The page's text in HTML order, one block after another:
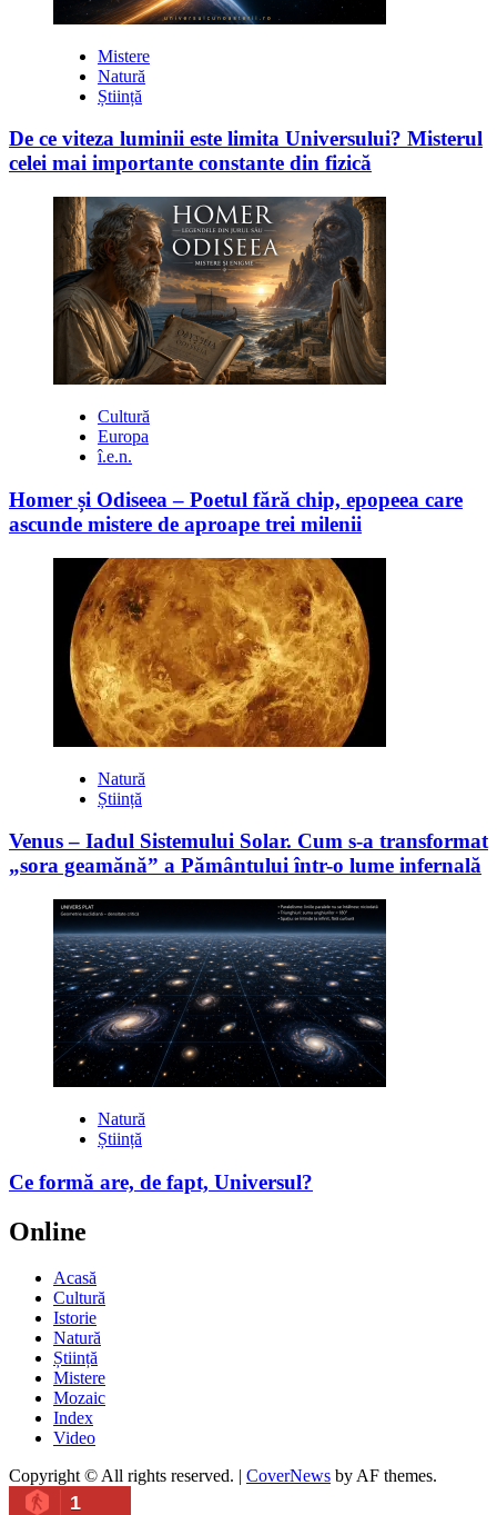
Mistere
Natură
Știință
De ce viteza luminii este limita Universului? Misterul
celei mai importante constante din fizică
Cultură
Europa
î.e.n.
Homer și Odiseea – Poetul fără chip, epopeea care
ascunde mistere de aproape trei milenii
Natură
Știință
Venus – Iadul Sistemului Solar. Cum s-a transformat
„sora geamănă” a Pământului într-o lume infernală
Natură
Știință
Ce formă are, de fapt, Universul?
Online
Acasă
Cultură
Istorie
Natură
Știință
Mistere
Mozaic
Index
Video
Copyright © All rights reserved.
CoverNews by AF themes.
1